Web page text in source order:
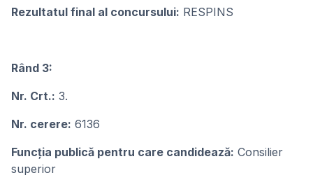
Rezultatul final al concursului: RESPINS
Rând 3:
Nr. Crt.: 3.
Nr. cerere: 6136
Funcţia publicǎ pentru care candideazǎ: Consilier
superior